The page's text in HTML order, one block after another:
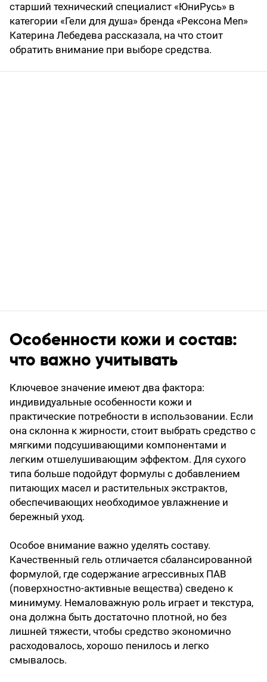
старший технический специалист «ЮниРусь» в
категории «Гели для душа» бренда «Рексона Men»
Катерина Лебедева рассказала, на что стоит
обратить внимание при выборе средства.
Особенности кожи и состав:
что важно учитывать
Ключевое значение имеют два фактора:
индивидуальные особенности кожи и
практические потребности в использовании. Если
она склонна к жирности, стоит выбрать средство с
мягкими подсушивающими компонентами и
легким отшелушивающим эффектом. Для сухого
типа больше подойдут формулы с добавлением
питающих масел и растительных экстрактов,
обеспечивающих необходимое увлажнение и
бережный уход.
Особое внимание важно уделять составу.
Качественный гель отличается сбалансированной
формулой, где содержание агрессивных ПАВ
(поверхностно-активные вещества) сведено к
минимуму. Немаловажную роль играет и текстура,
она должна быть достаточно плотной, но без
лишней тяжести, чтобы средство экономично
расходовалось, хорошо пенилось и легко
смывалось.